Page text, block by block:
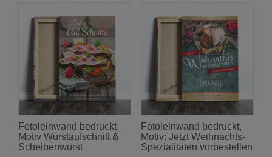
Fotoleinwand bedruckt,
Motiv Wurstaufschnitt &
Scheibenwurst
Fotoleinwand bedruckt,
Motiv: Jetzt Weihnachts-
Spezialitäten vorbestellen